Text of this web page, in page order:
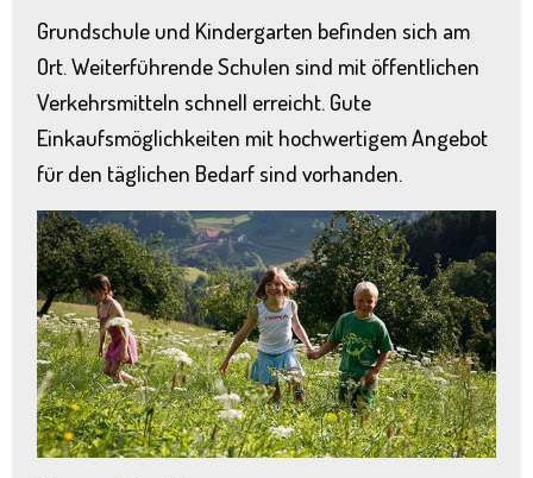
Grundschule und Kindergarten befinden sich am
Ort. Weiterführende Schulen sind mit öffentlichen
Verkehrsmitteln schnell erreicht. Gute
Einkaufsmöglichkeiten mit hochwertigem Angebot
für den täglichen Bedarf sind vorhanden.